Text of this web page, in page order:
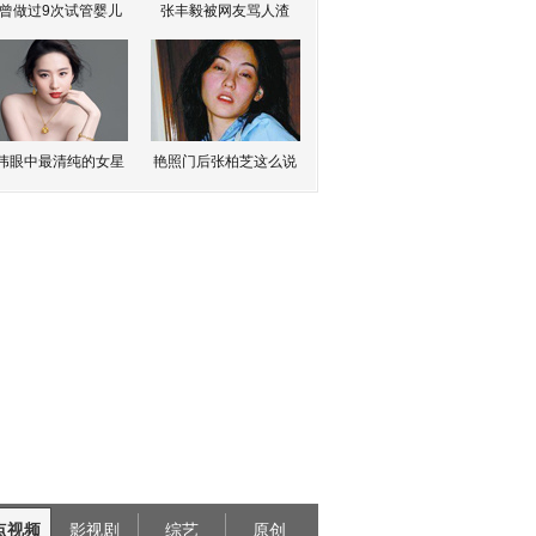
做过9次试管婴儿 张丰毅被网友骂人渣
眼中最清纯的女星 艳照门后张柏芝这么说
视频 影视剧 综艺 原创